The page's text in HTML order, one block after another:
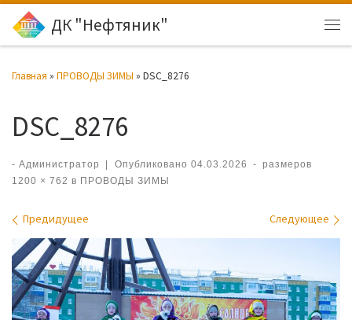
Перейти к содержимому
ДК "Нефтяник"
Главная » ПРОВОДЫ ЗИМЫ » DSC_8276
DSC_8276
- Администратор | Опубликовано 04.03.2026 -
размеров
1200 × 762 в ПРОВОДЫ ЗИМЫ
Навигация по изображениям
Предидущее Следующее